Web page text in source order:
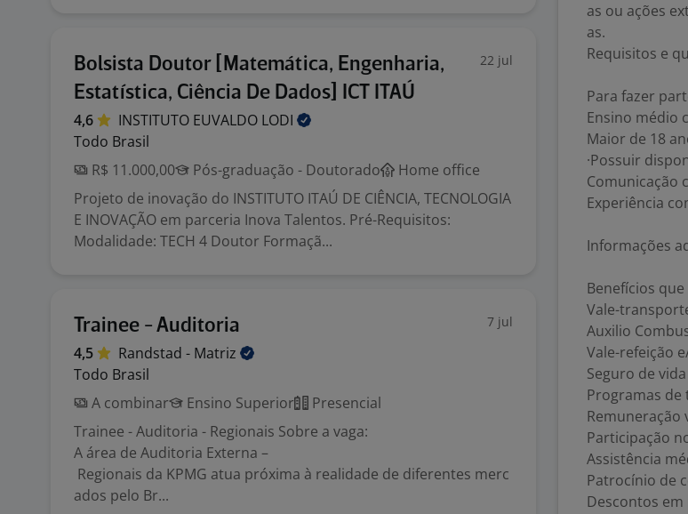
Bolsista Doutor [Matemática, Engenharia,
Estatística, Ciência De Dados] ICT ITAÚ
22 jul
4,6 INSTITUTO EUVALDO LODI
Todo Brasil
R$ 11.000,00
Pós-graduação - Doutorado
Home office
Projeto de inovação do INSTITUTO ITAÚ DE CIÊNCIA, TECNOLOGIA
E INOVAÇÃO em parceria Inova Talentos. Pré-Requisitos:
Modalidade: TECH 4 Doutor Formaçã...
Trainee - Auditoria 7 jul
4,5 Randstad - Matriz
Todo Brasil
A combinar
Ensino Superior
Presencial
Trainee - Auditoria - Regionais Sobre a vaga:
A área de Auditoria Externa –
Regionais da KPMG atua próxima à realidade de diferentes merc
ados pelo Br...
as ou ações
as.
Requisitos e
Para fazer
Ensino médio
Maior de 18
·Possuir
Comunicação
Experiência
Informações
Benefícios
Vale-
Auxilio
Vale-refeição
Seguro de vida
Programas
Remuneração
Participação
Assistência
Patrocínio de
Descontos